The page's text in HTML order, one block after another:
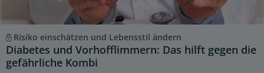
Risiko einschätzen und Lebensstil ändern
Diabetes und Vorhofflimmern: Das hilft gegen die
gefährliche Kombi